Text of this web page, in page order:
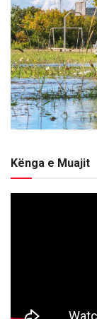
Kënga e Muajit